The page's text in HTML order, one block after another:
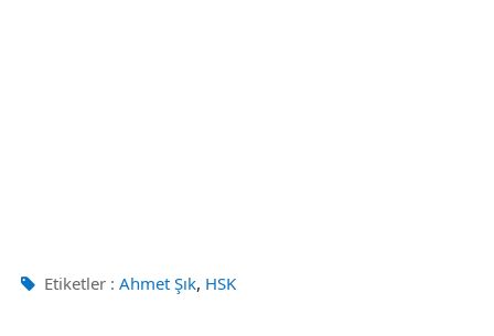
Etiketler : Ahmet Şık, HSK